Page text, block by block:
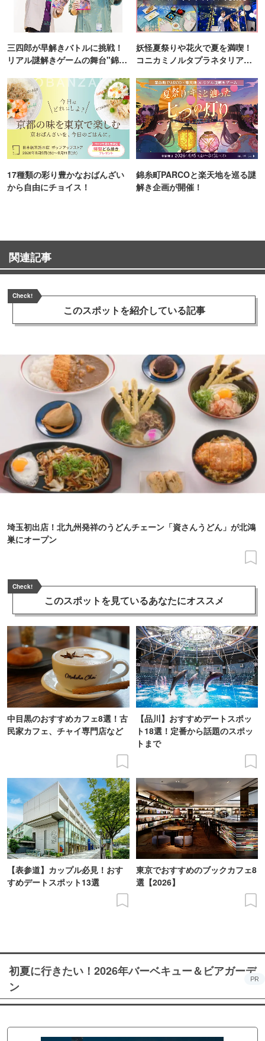
三四郎が早解きバトルに挑戦！
リアル謎解きゲームの舞台"錦糸
妖怪夏祭りや花火で夏を満喫！
コニカミノルタプラネタリア
17種類の彩り豊かなおばんざい
から自由にチョイス！
錦糸町PARCOと楽天地を巡る謎
解き企画が開催！
関連記事
Check!
このスポットを紹介している記事
埼玉初出店！北九州発祥のうどんチェーン「資さんうどん」が北鴻
巣にオープン
Check!
このスポットを見ているあなたにオススメ
中目黒のおすすめカフェ8選！古
民家カフェ、チャイ専門店など
【品川】おすすめデートスポッ
ト18選！定番から話題のスポッ
トまで
【表参道】カップル必見！おす
すめデートスポット13選
東京でおすすめのブックカフェ8
選【2026】
初夏に行きたい！2026年バーベキュー＆ビアガーデ
ン
PR